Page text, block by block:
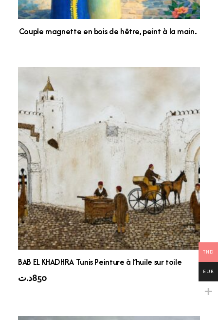
Couple magnette en bois de hêtre, peint à la main.
BAB EL KHADHRA Tunis Peinture à l’huile sur toile
850د.ت
TND
EUR